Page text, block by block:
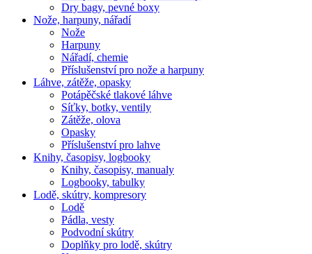
Dry bagy, pevné boxy
Nože, harpuny, nářadí
Nože
Harpuny
Nářadí, chemie
Příslušenství pro nože a harpuny
Láhve, zátěže, opasky
Potápěčské tlakové láhve
Síťky, botky, ventily
Zátěže, olova
Opasky
Příslušenství pro lahve
Knihy, časopisy, logbooky
Knihy, časopisy, manualy
Logbooky, tabulky
Lodě, skútry, kompresory
Lodě
Pádla, vesty
Podvodní skútry
Doplňky pro lodě, skútry